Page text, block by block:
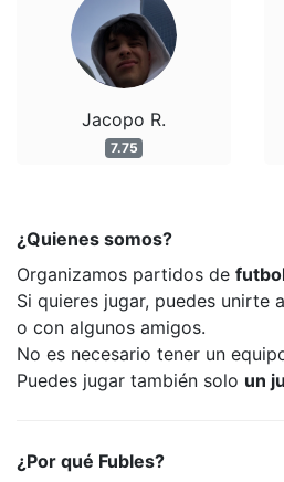
Jacopo R.
7.75
¿Quienes somos?
Organizamos partidos de
Si quieres jugar, puedes unirte
o con algunos amigos.
No es necesario tener un
Puedes jugar también solo un
¿Por qué Fubles?